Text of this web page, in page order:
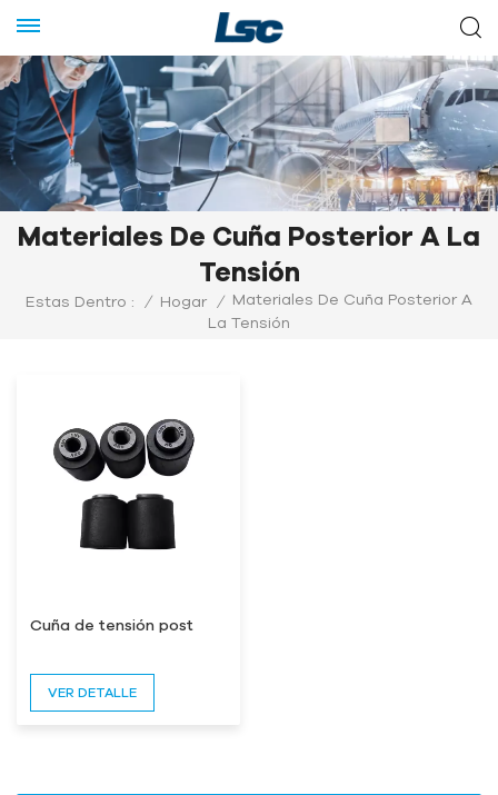
Materiales De Cuña Posterior A La
Tensión
Estas Dentro : / Hogar /
Materiales De Cuña Posterior A
La Tensión
Cuña de tensión post
VER DETALLE